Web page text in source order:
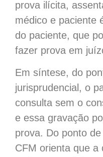
prova ilícita,
médico e paciente
do paciente, que
fazer prova em
Em síntese, do
jurisprudencial, o
consulta sem o
e essa gravação
prova. Do ponto
CFM orienta que a